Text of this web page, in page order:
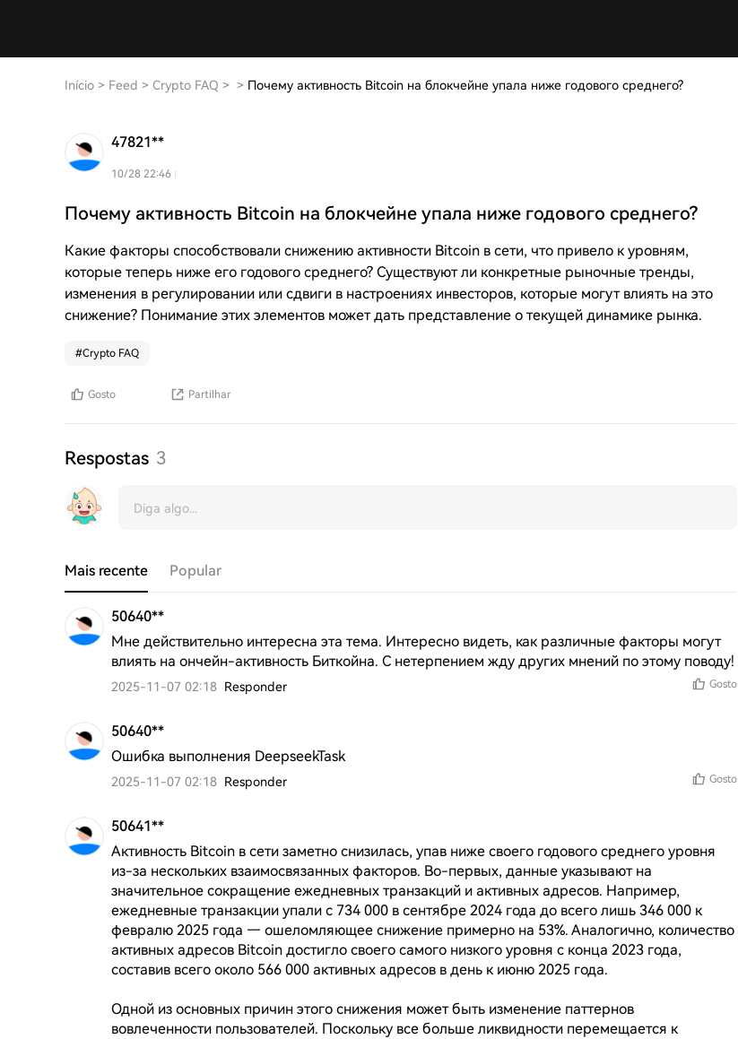
Início > Feed > Crypto FAQ > > Почему активность Bitcoin на блокчейне упала ниже годового среднего?
47821**
10/28 22:46
Почему активность Bitcoin на блокчейне упала ниже годового среднего?
Какие факторы способствовали снижению активности Bitcoin в сети, что привело к уровням,
которые теперь ниже его годового среднего? Существуют ли конкретные рыночные тренды,
изменения в регулировании или сдвиги в настроениях инвесторов, которые могут влиять на это
снижение? Понимание этих элементов может дать представление о текущей динамике рынка.
#Crypto FAQ
Gosto Partilhar
Respostas 3
Mais recente Popular
50640**
Мне действительно интересна эта тема. Интересно видеть, как различные факторы могут
влиять на ончейн-активность Биткойна. С нетерпением жду других мнений по этому поводу!
2025-11-07 02:18 Responder Gosto
50640**
Ошибка выполнения DeepseekTask
2025-11-07 02:18 Responder Gosto
50641**
Активность Bitcoin в сети заметно снизилась, упав ниже своего годового среднего уровня
из-за нескольких взаимосвязанных факторов. Во-первых, данные указывают на
значительное сокращение ежедневных транзакций и активных адресов. Например,
ежедневные транзакции упали с 734 000 в сентябре 2024 года до всего лишь 346 000 к
февралю 2025 года — ошеломляющее снижение примерно на 53%. Аналогично, количество
активных адресов Bitcoin достигло своего самого низкого уровня с конца 2023 года,
составив всего около 566 000 активных адресов в день к июню 2025 года.
Одной из основных причин этого снижения может быть изменение паттернов
вовлеченности пользователей. Поскольку все больше ликвидности перемещается к